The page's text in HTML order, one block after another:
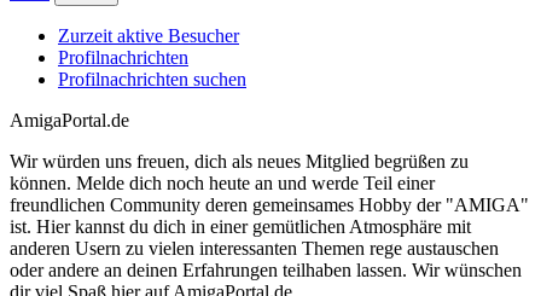
Zurzeit aktive Besucher
Profilnachrichten
Profilnachrichten suchen
AmigaPortal.de
Wir würden uns freuen, dich als neues Mitglied begrüßen zu
können. Melde dich noch heute an und werde Teil einer
freundlichen Community deren gemeinsames Hobby der "AMIGA"
ist. Hier kannst du dich in einer gemütlichen Atmosphäre mit
anderen Usern zu vielen interessanten Themen rege austauschen
oder andere an deinen Erfahrungen teilhaben lassen. Wir wünschen
dir viel Spaß hier auf AmigaPortal.de